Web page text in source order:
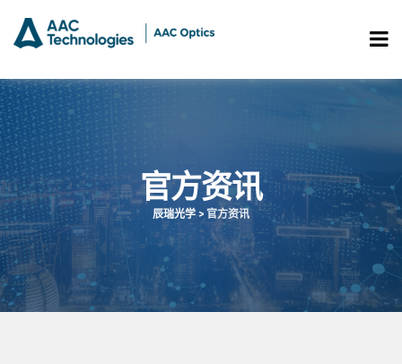
官方资讯
辰瑞光学> 官方资讯